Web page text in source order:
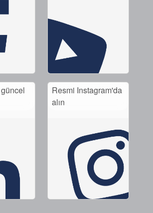
Resmi Instagram'da
alın